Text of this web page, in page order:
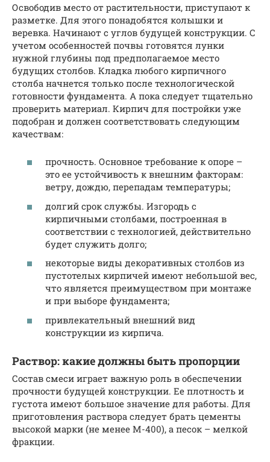
Освободив место от растительности, приступают к
разметке. Для этого понадобятся колышки и
веревка. Начинают с углов будущей конструкции. С
учетом особенностей почвы готовятся лунки
нужной глубины под предполагаемое место
будущих столбов. Кладка любого кирпичного
столба начнется только после технологической
готовности фундамента. А пока следует тщательно
проверить материал. Кирпич для постройки уже
подобран и должен соответствовать следующим
качествам:
прочность. Основное требование к опоре –
это ее устойчивость к внешним факторам:
ветру, дождю, перепадам температуры;
долгий срок службы. Изгородь с
кирпичными столбами, построенная в
соответствии с технологией, действительно
будет служить долго;
некоторые виды декоративных столбов из
пустотелых кирпичей имеют небольшой вес,
что является преимуществом при монтаже
и при выборе фундамента;
привлекательный внешний вид
конструкции из кирпича.
Раствор: какие должны быть пропорции
Состав смеси играет важную роль в обеспечении
прочности будущей конструкции. Ее плотность и
густота имеют большое значение для работы. Для
приготовления раствора следует брать цементы
высокой марки (не менее М-400), а песок – мелкой
фракции.